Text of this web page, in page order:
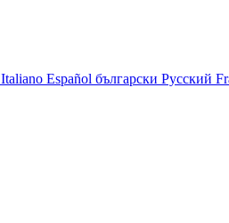
Italiano Español български Русский